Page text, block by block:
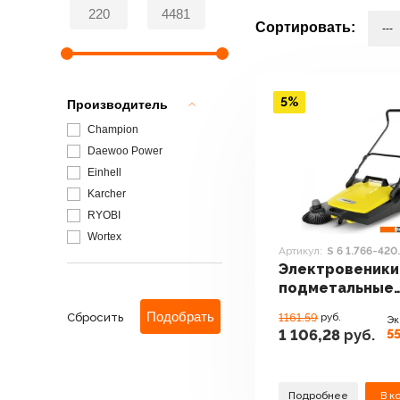
Производитель
Champion
Daewoo Power
Einhell
Karcher
RYOBI
Wortex
Сбросить
Сортировать:
Артикул: S 6 1.766-
подметальные
1.766-420.0
1161.59 руб.
1 106,28 руб.
Подробнее В
5%